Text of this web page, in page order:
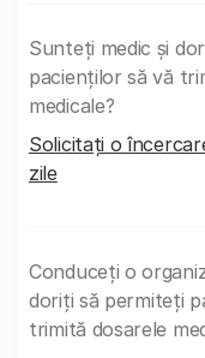
Sunteți medic și
pacienților să vă
medicale?
Solicitați o
zile
Conduceți o
doriți să permiteți
trimită dosarele